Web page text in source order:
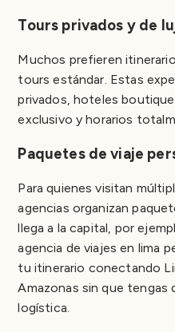
Tours privados y de
Muchos prefieren
tours estándar. Estas
privados, hoteles
exclusivo y horarios
Paquetes de viaje
Para quienes visitan
agencias organizan
llega a la capital, por
agencia de viajes en lima
tu itinerario conectando
Amazonas sin que tengas
logística.